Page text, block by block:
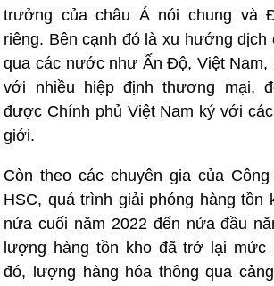
trưởng của châu Á nói chung và
riêng. Bên cạnh đó là xu hướng dịch
qua các nước như Ấn Độ, Việt Nam,
với nhiều hiệp định thương mại,
được Chính phủ Việt Nam ký với
giới.
Còn theo các chuyên gia của
HSC, quá trình giải phóng hàng tồn
nửa cuối năm 2022 đến nửa đầu
lượng hàng tồn kho đã trở lại mức
đó, lượng hàng hóa thông qua